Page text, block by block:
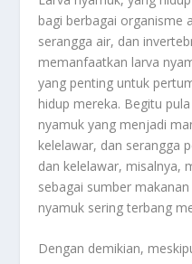
bagi berbagai organisme
serangga air, dan
memanfaatkan larva
yang penting untuk
hidup mereka. Begitu
nyamuk yang menjadi
kelelawar, dan serangga
dan kelelawar, misalnya,
sebagai sumber
nyamuk sering terbang
Dengan demikian,